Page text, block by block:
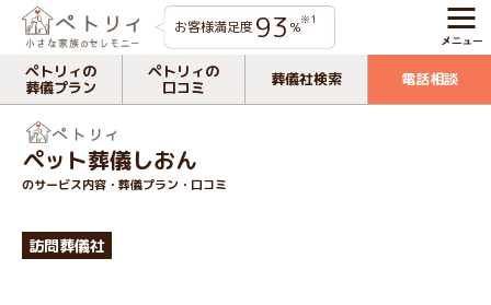
お客様満足度 93 %※1
ペトリィの
葬儀プラン
ペトリィの
口コミ
葬儀社検索 電話相談
ペット葬儀しおん
のサービス内容・葬儀プラン・口コミ
訪問葬儀社